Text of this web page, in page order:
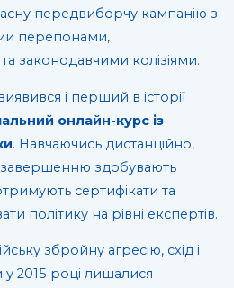
передвиборчу кампанію з
перепонами,
законодавчими колізіями.
і перший в історії
онлайн-курс із
. Навчаючись дистанційно,
завершенню здобувають
сертифікати та
політику на рівні експертів.
збройну агресію, схід і
у 2015 році лишалися